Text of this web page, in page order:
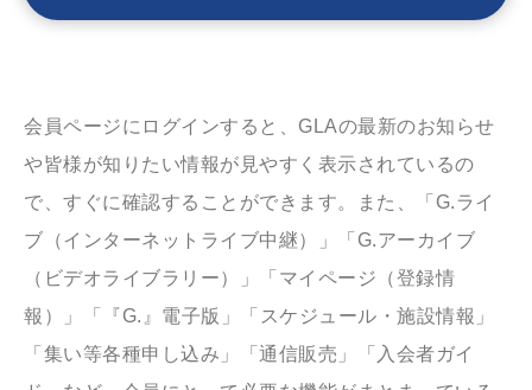
会員ページにログインすると、GLAの最新のお知らせ
や皆様が知りたい情報が見やすく表示されているの
で、すぐに確認することができます。また、「G.ライ
ブ（インターネットライブ中継）」「G.アーカイブ
（ビデオライブラリー）」「マイページ（登録情
報）」「『G.』電子版」「スケジュール・施設情報」
「集い等各種申し込み」「通信販売」「入会者ガイ